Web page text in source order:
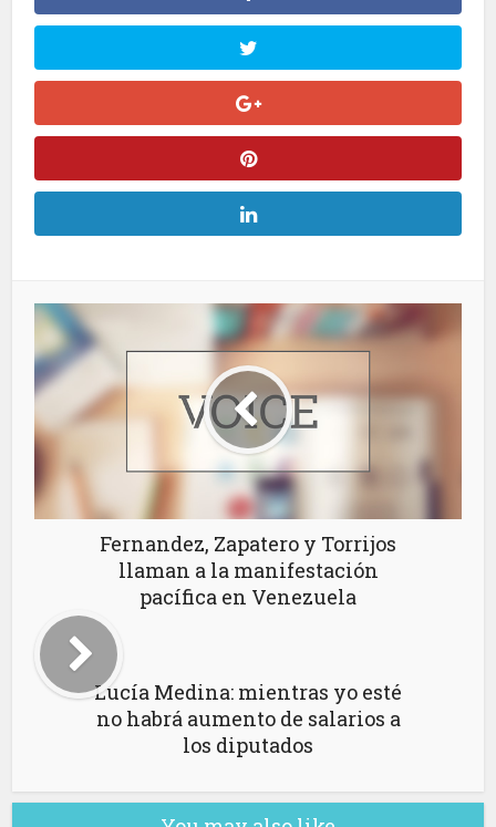
Fernandez, Zapatero y Torrijos
llaman a la manifestación
pacífica en Venezuela
Lucía Medina: mientras yo esté
no habrá aumento de salarios a
los diputados